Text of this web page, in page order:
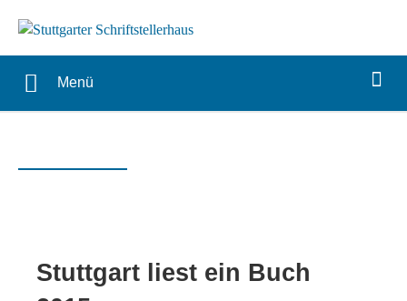
Menü
Stuttgart liest ein Buch